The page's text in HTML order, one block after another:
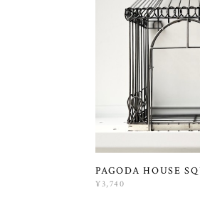
PAGODA HOUSE
¥3,740